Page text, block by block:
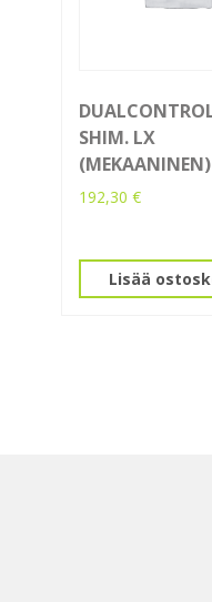
SHIM. LX
(MEKAANINEN)
192,30 €
Lisää